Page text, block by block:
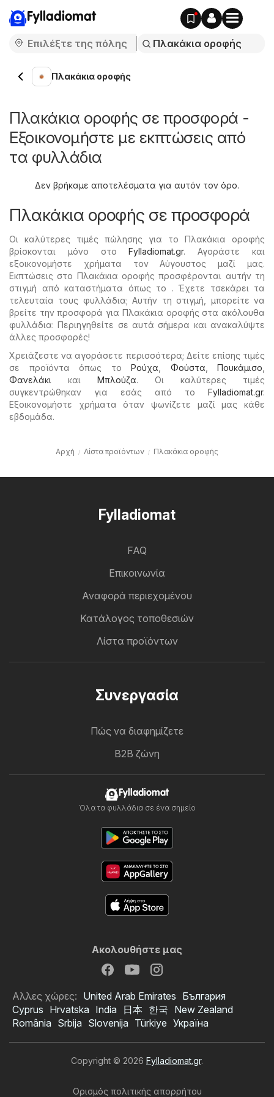
Fylladiomat
Πλακάκια οροφής
Πλακάκια οροφής σε προσφορά -
Εξοικονομήστε με εκπτώσεις από
τα φυλλάδια
Δεν βρήκαμε αποτελέσματα για αυτόν τον όρο.
Πλακάκια οροφής σε προσφορά
Οι καλύτερες τιμές πώλησης για το Πλακάκια οροφής
βρίσκονται μόνο στοFylladiomat.gr. Αγοράστε και
εξοικονομήστε χρήματα τον Αύγουστος μαζί μας.
Εκπτώσεις στο Πλακάκια οροφής προσφέρονται αυτήν τη
στιγμή από καταστήματα όπως το . Έχετε τσεκάρει τα
τελευταία τους φυλλάδια; Αυτήν τη στιγμή, μπορείτε να
βρείτε την προσφορά για Πλακάκια οροφής στα ακόλουθα
φυλλάδια: Περιηγηθείτε σε αυτά σήμερα και ανακαλύψτε
άλλες προσφορές!
Χρειάζεστε να αγοράσετε περισσότερα; Δείτε επίσης τιμές
σε προϊόντα όπως το Ρούχα Φούστα Πουκάμισο
Φανελάκι και Μπλούζα. Οι καλύτερες τιμές
συγκεντρώθηκαν για εσάς από το Fylladiomat.gr.
Εξοικονομήστε χρήματα όταν ψωνίζετε μαζί μας κάθε
εβδομάδα.
Αρχή Λίστα προϊόντων Πλακάκια οροφής
Fylladiomat
FAQ
Επικοινωνία
Αναφορά περιεχομένου
Κατάλογος τοποθεσιών
Λίστα προϊόντων
Συνεργασία
Πώς να διαφημίζετε
B2B ζώνη
Fylladiomat
Όλα τα φυλλάδια σε ένα σημείο
Ακολουθήστε μας
Αλλες χώρες: United Arab Emirates България
Cyprus Hrvatska India 日本 한국 New Zealand
România Srbija Slovenija Türkiye Україна
Copyright © 2026 Fylladiomat.gr.
Ορισμός πολιτικής απορρήτου